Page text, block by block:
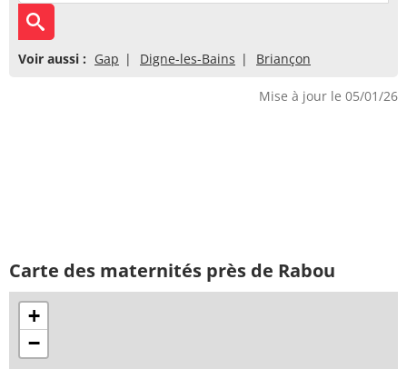
Voir aussi : Gap Digne-les-Bains Briançon
Mise à jour le 05/01/26
Carte des maternités près de Rabou
+
−